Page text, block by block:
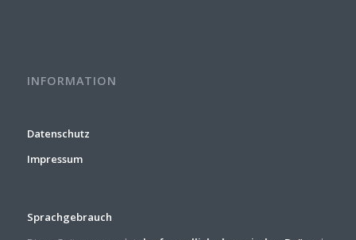
INFORMATION
Datenschutz
Impressum
Sprachgebrauch